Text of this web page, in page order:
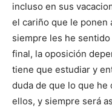
incluso en sus
el cariño que le ponen
siempre les he
final, la oposición
tiene que estudiar y
duda de que lo que he
ellos, y siempre será